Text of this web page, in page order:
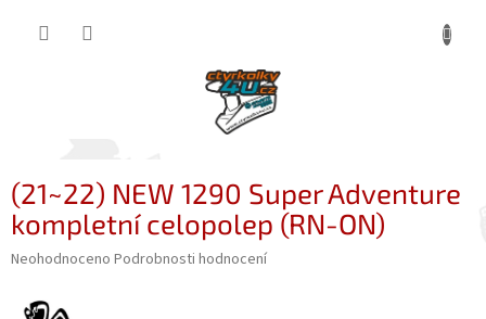
(21~22) NEW 1290 Super Adventure
kompletní celopolep (RN-ON)
Průměrné
produktu
Neohodnoceno Podrobnosti hodnocení